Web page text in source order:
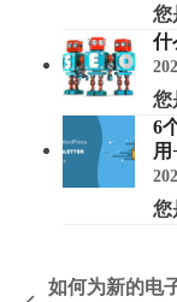
您
什
您
6
用
您
如何为新的电